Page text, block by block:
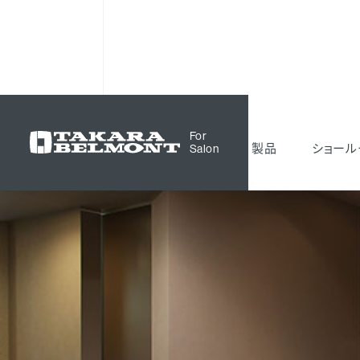
For
Salon
製品 ショー
サロン空間事例